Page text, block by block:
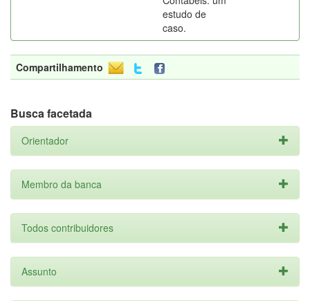
estudo de
caso.
Compartilhamento
Busca facetada
Orientador
Membro da banca
Todos contribuidores
Assunto